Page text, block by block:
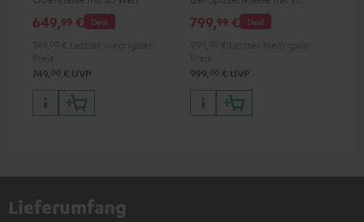
Ausgangsleistung pro Kanal
Deal
649,99 €
749, 00 € UVP
Ausgangsleistung pro Kanal
Deal
799,99 €
999, 00 € UVP
Lieferumfang